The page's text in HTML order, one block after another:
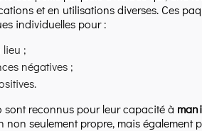
et en utilisations diverses. Ces
individuelles pour :
lieu ;
négatives ;
sont reconnus pour leur capacité à
seulement propre, mais également